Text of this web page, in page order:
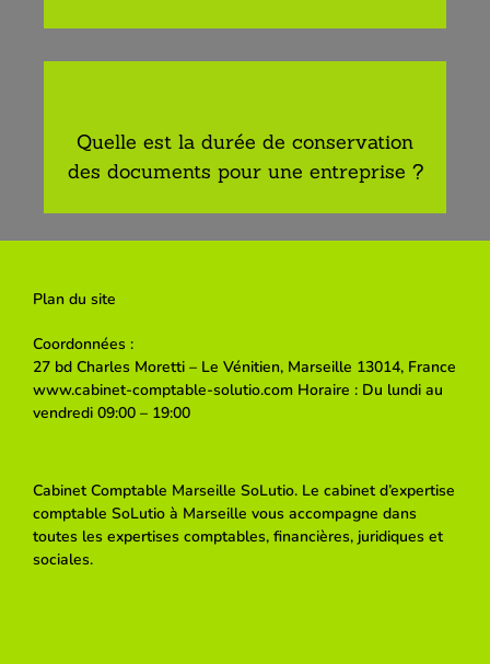
Quelle est la durée de conservation
des documents pour une entreprise ?
Plan du site
Coordonnées :
27 bd Charles Moretti – Le Vénitien, Marseille 13014, France
www.cabinet-comptable-solutio.com Horaire : Du lundi au
vendredi 09:00 – 19:00
Cabinet Comptable Marseille SoLutio. Le cabinet d’expertise
comptable SoLutio à Marseille vous accompagne dans
toutes les expertises comptables, financières, juridiques et
sociales.